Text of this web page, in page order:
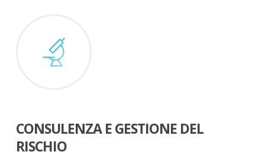
CONSULENZA E GESTIONE DEL
RISCHIO